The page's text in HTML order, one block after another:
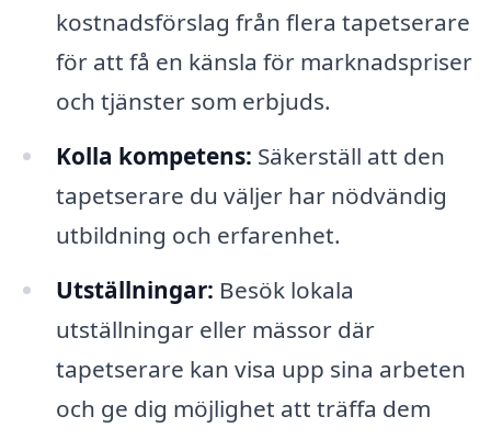
kostnadsförslag från flera tapetserare
för att få en känsla för marknadspriser
och tjänster som erbjuds.
Kolla kompetens: Säkerställ att den
tapetserare du väljer har nödvändig
utbildning och erfarenhet.
Utställningar: Besök lokala
utställningar eller mässor där
tapetserare kan visa upp sina arbeten
och ge dig möjlighet att träffa dem